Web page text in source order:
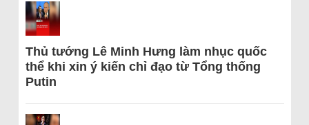
Thủ tướng Lê Minh Hưng làm nhục quốc
thể khi xin ý kiến chỉ đạo từ Tổng thống
Putin